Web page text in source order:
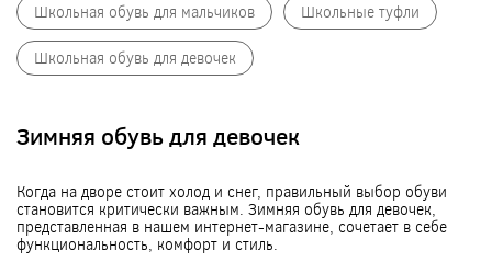
Школьная обувь для мальчиков Школьные туфли
Школьная обувь для девочек
Зимняя обувь для девочек
Когда на дворе стоит холод и снег, правильный выбор обуви
становится критически важным. Зимняя обувь для девочек,
представленная в нашем интернет-магазине, сочетает в себе
функциональность, комфорт и стиль.